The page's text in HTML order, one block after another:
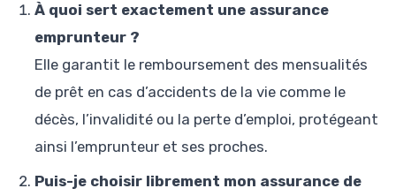
À quoi sert exactement une assurance
emprunteur ?
Elle garantit le remboursement des mensualités
de prêt en cas d’accidents de la vie comme le
décès, l’invalidité ou la perte d’emploi, protégeant
ainsi l’emprunteur et ses proches.
Puis-je choisir librement mon assurance de